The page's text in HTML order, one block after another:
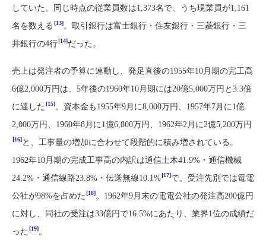
していた。同じ時点の従業員数は1,373名で、うち現業員が1,161
名を数える [13]。取引銀行は富士銀行・住友銀行・三菱銀行・三
井銀行の4行[14]だった。
売上は発注者の予算に連動し、発足直後の1955年10月期の完工高
6億2,000万円は、5年後の1960年10月期には20億5,000万円と3.3倍
に達した [15]。資本金も1955年9月に8,000万円、1957年7月に1億
2,000万円、1960年8月に1億6,800万円、1962年2月に2億5,200万円
[16]と、工事量の増加に合わせて段階的に積み増されている。
1962年10月期の完成工事高の内訳は通信土木41.9%・通信機械
24.2%・通信線路23.8%・伝送無線10.1%[17]で、受注先別では電電
公社が98%を占めた [18]。1962年9月末の電電公社の発注高200億円
に対し、同社の受注は33億円で16.5%にあたり、業界1位の成績だ
った [19]。